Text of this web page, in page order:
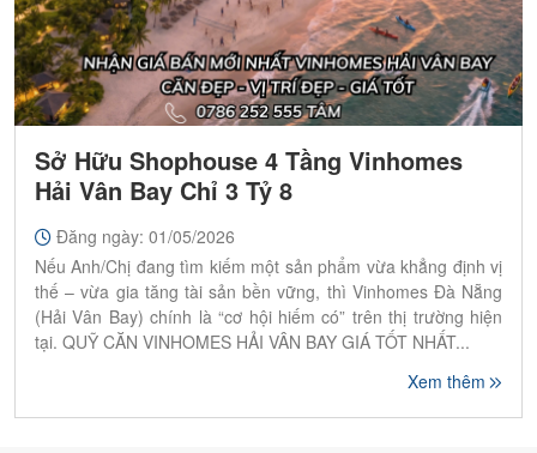
Sở Hữu Shophouse 4 Tầng Vinhomes
Hải Vân Bay Chỉ 3 Tỷ 8
Đăng ngày: 01/05/2026
Nếu Anh/Chị đang tìm kiếm một sản phẩm vừa khẳng định vị
thế – vừa gia tăng tài sản bền vững, thì Vinhomes Đà Nẵng
(Hải Vân Bay) chính là “cơ hội hiếm có” trên thị trường hiện
tại. QUỸ CĂN VINHOMES HẢI VÂN BAY GIÁ TỐT NHẤT...
Xem thêm